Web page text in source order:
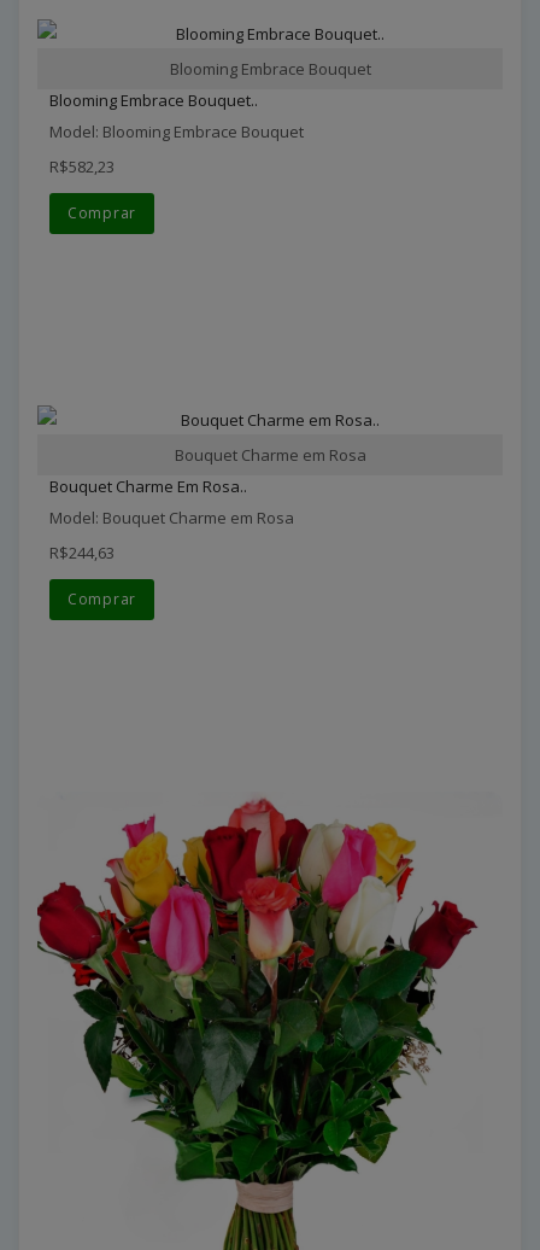
Blooming Embrace Bouquet
Blooming Embrace Bouquet..
Model: Blooming Embrace Bouquet
R$582,23
Comprar
Bouquet Charme em Rosa
Bouquet Charme Em Rosa..
Model: Bouquet Charme em Rosa
R$244,63
Comprar